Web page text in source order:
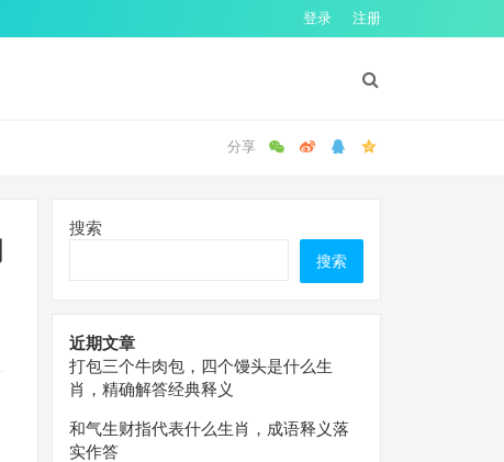
登录 注册
搜索
搜索
近期文章
打包三个牛肉包，四个馒头是什么生
肖，精确解答经典释义
和气生财指代表什么生肖，成语释义落
实作答